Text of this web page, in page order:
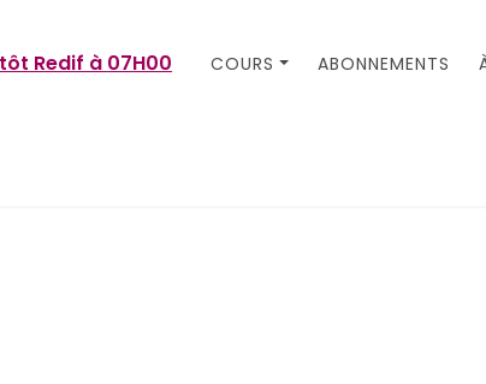
Redif à 07H00 COURS ABONNEMENTS